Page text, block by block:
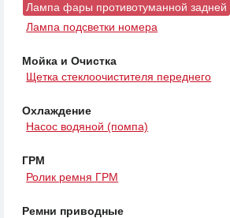
Лампа фары противотуманной задней
Лампа подсветки номера
Мойка и Очистка
Щетка стеклоочистителя переднего
Охлаждение
Насос водяной (помпа)
ГРМ
Ролик ремня ГРМ
Ремни приводные